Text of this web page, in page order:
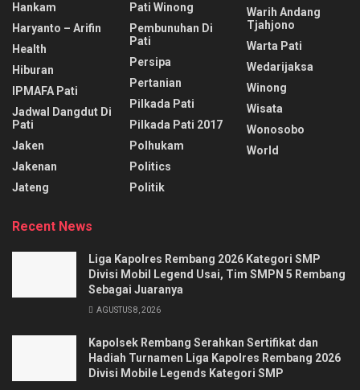
Hankam
Haryanto – Arifin
Health
Hiburan
IPMAFA Pati
Jadwal Dangdut Di
Pati
Jaken
Jakenan
Jateng
Pati Winong
Pembunuhan Di
Pati
Persipa
Pertanian
Pilkada Pati
Pilkada Pati 2017
Polhukam
Politics
Politik
Warih Andang
Tjahjono
Warta Pati
Wedarijaksa
Winong
Wisata
Wonosobo
World
Recent News
Liga Kapolres Rembang 2026 Kategori SMP
Divisi Mobil Legend Usai, Tim SMPN 5 Rembang
Sebagai Juaranya
AGUSTUS 8, 2026
Kapolsek Rembang Serahkan Sertifikat dan
Hadiah Turnamen Liga Kapolres Rembang 2026
Divisi Mobile Legends Kategori SMP